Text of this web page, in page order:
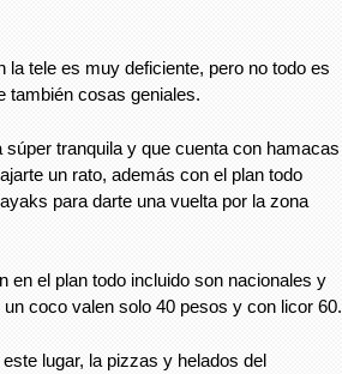
la tele es muy deficiente, pero no todo es
también cosas geniales.
súper tranquila y que cuenta con hamacas
un rato, además con el plan todo
para darte una vuelta por la zona
en el plan todo incluido son nacionales y
coco valen solo 40 pesos y con licor 60.
lugar, la pizzas y helados del